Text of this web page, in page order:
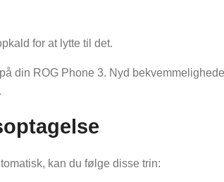
for at lytte til det.
din ROG Phone 3. Nyd
kan du følge disse trin: